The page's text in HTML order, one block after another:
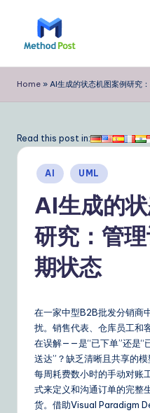
e
t
o
m
fi
Home » AI生成的状态机图案例研究
Read this post in:
Posted
in
AI UML
AI生成的
研究：管
期状态
在一家中型B2B批发分销商
扰。销售代表、仓库员工和
在误解——是“已下单”还是“
送达”？缺乏清晰且共享的
每周耗费数小时的手动对账
式来定义和沟通订单的完整
货。借助Visual Paradigm